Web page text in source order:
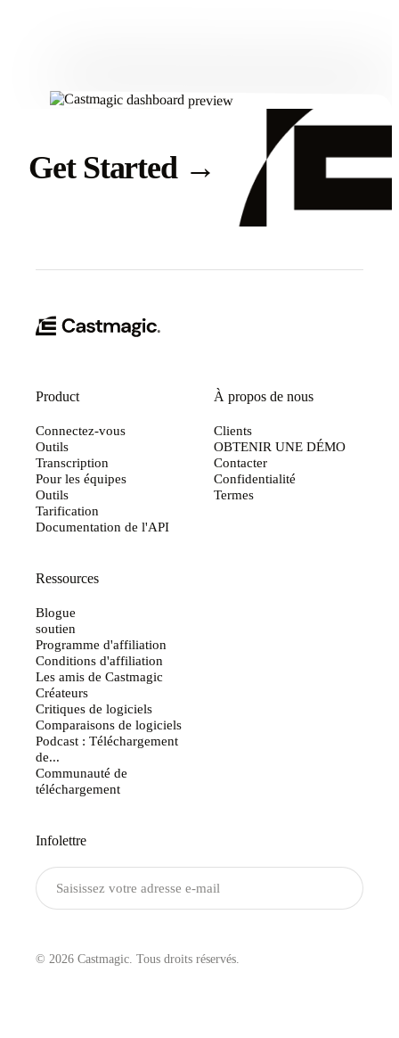
Get Started →
Product
Connectez-vous
Outils
Transcription
Pour les équipes
Outils
Tarification
Documentation de l'API
À propos de nous
Clients
OBTENIR UNE DÉMO
Contacter
Confidentialité
Termes
Ressources
Blogue
soutien
Programme d'affiliation
Conditions d'affiliation
Les amis de Castmagic
Créateurs
Critiques de logiciels
Comparaisons de logiciels
Podcast : Téléchargement
de...
Communauté de
téléchargement
Infolettre
© 2026 Castmagic. Tous droits réservés.